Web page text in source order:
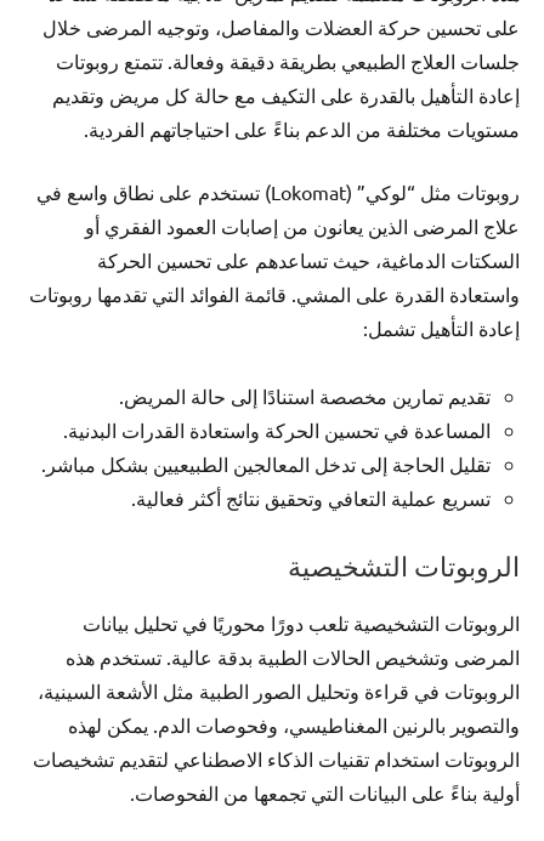
على تحسين حركة العضلات والمفاصل، وتوجيه المرضى خلال
جلسات العلاج الطبيعي بطريقة دقيقة وفعالة. تتمتع روبوتات
إعادة التأهيل بالقدرة على التكيف مع حالة كل مريض وتقديم
مستويات مختلفة من الدعم بناءً على احتياجاتهم الفردية.
روبوتات مثل “لوكي” (Lokomat) تستخدم على نطاق واسع في
علاج المرضى الذين يعانون من إصابات العمود الفقري أو
السكتات الدماغية، حيث تساعدهم على تحسين الحركة
واستعادة القدرة على المشي. قائمة الفوائد التي تقدمها روبوتات
إعادة التأهيل تشمل:
تقديم تمارين مخصصة استنادًا إلى حالة المريض.
المساعدة في تحسين الحركة واستعادة القدرات البدنية.
تقليل الحاجة إلى تدخل المعالجين الطبيعيين بشكل مباشر.
تسريع عملية التعافي وتحقيق نتائج أكثر فعالية.
الروبوتات التشخيصية
الروبوتات التشخيصية تلعب دورًا محوريًا في تحليل بيانات
المرضى وتشخيص الحالات الطبية بدقة عالية. تستخدم هذه
الروبوتات في قراءة وتحليل الصور الطبية مثل الأشعة السينية،
والتصوير بالرنين المغناطيسي، وفحوصات الدم. يمكن لهذه
الروبوتات استخدام تقنيات الذكاء الاصطناعي لتقديم تشخيصات
أولية بناءً على البيانات التي تجمعها من الفحوصات.